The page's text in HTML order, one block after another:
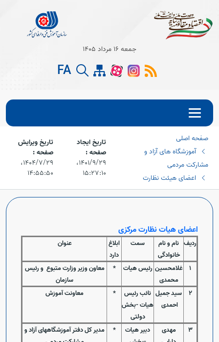
جمعه 16 مرداد 1405
FA
صفحه اصلی
آموزشگاه های آزاد و
مشارکت مردمی
اعضای هیئت نظارت
تاریخ ایجاد
صفحه :
۱۴۰۱/۹/۲۹،‏
۱۵:۲۷:۱۰
تاریخ ویرایش
صفحه :
۱۴۰۴/۷/۲۹،‏
۱۴:۵۵:۵۰
اعضای هیات نظارت مرکزی
ردیف نام و نام
خانوادگی
سمت
ابلاغ
دارد
عنوان
1
غلامحسین
محمدی
رئیس هیات *
معاون وزیر وزارت متبوع و رئیس
سازمان
2
سید جمیل
احمدی
نائب رئیس
هیات -بخش
دولتی
* معاونت آموزش
3
مهدی
دبیر هیات
*
مدیر کل دفتر آموزشگاههای آزاد و